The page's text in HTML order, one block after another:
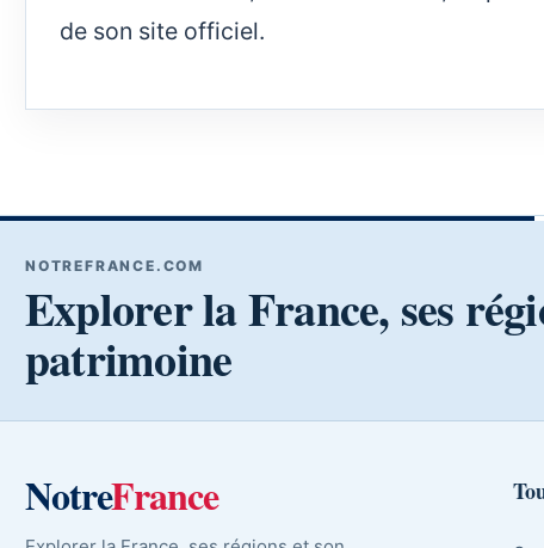
de son site officiel.
NOTREFRANCE.COM
Explorer la France, ses
patrimoine
NotreFrance